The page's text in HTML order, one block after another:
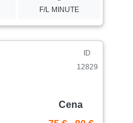
F/L MINUTE
ID
12829
Cena